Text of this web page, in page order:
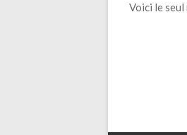
Voici le